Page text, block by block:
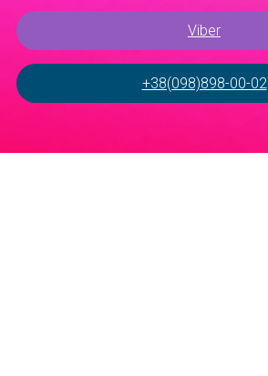
Viber
+38(098)898-00-02